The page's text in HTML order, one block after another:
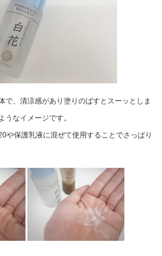
で、清涼感があり塗りのばすとスーッとしま
うなイメージです。
や保護乳液に混ぜて使用することでさっぱり